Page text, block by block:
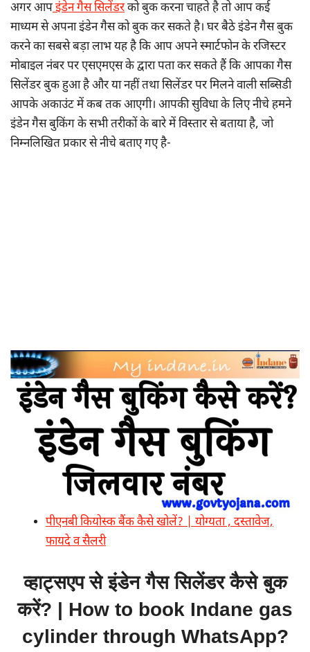
अगर आपइंडेन गैस सिलेंडरको बुक करना चाहते है तो आप कई
माध्यम से अपना इंडेन गैस को बुक कर सकते है। घर बैठे इंडेन गैस बुक
करने का सबसे बड़ा लाभ यह है कि आप अपने स्मार्टफोन के रजिस्टर
मोबाइल नंबर पर एसएमएस के द्वारा पता कर सकते हैं कि आपका गैस
सिलेंडर बुक हुआ है और या नहीं तथा सिलेंडर पर मिलने वाली सब्सिडी
आपके अकाउंट में कब तक आएगी। आपकी सुविधा के लिए नीचे हमने
इंडेन गैस बुकिंग के सभी तरीकों के बारे में विस्तार से बताया है, जो
निम्नलिखित प्रकार से नीचे बताए गए है-
पीएनबी कियोस्क बैंक कैसे खोलें? | योग्यता , दस्तावेज,
फायदे व सैलरी
व्हाट्सएप से इंडेन गैस सिलेंडर कैसे बुक
करें? | How to book Indane gas
cylinder through WhatsApp?